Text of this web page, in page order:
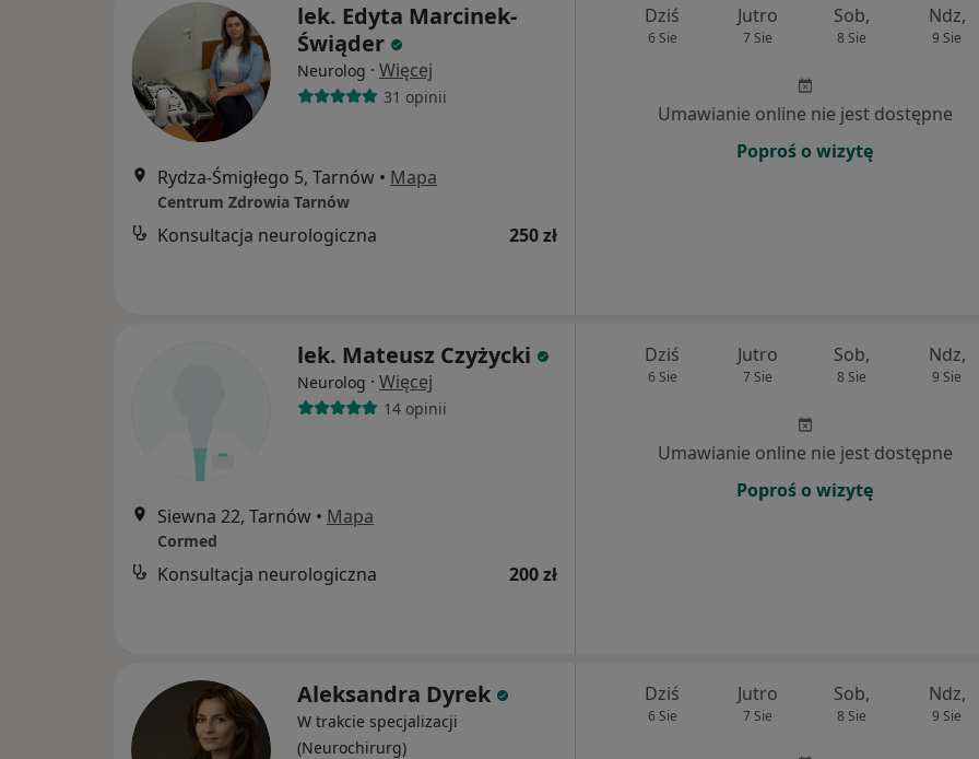
lek. Edyta Marcinek-
Świąder
Neurolog · Więcej
31 opinii
Rydza-Śmigłego 5, Tarnów • Mapa
Centrum Zdrowia Tarnów
Konsultacja neurologiczna 250 zł
Dziś
6 Sie
Jutro
7 Sie
Sob,
8 Sie
Ndz,
9 Sie
Umawianie online nie jest dostępne
Poproś o wizytę
lek. Mateusz Czyżycki
Neurolog · Więcej
14 opinii
Siewna 22, Tarnów • Mapa
Cormed
Konsultacja neurologiczna 200 zł
Dziś
6 Sie
Jutro
7 Sie
Sob,
8 Sie
Ndz,
9 Sie
Umawianie online nie jest dostępne
Poproś o wizytę
Aleksandra Dyrek
W trakcie specjalizacji
(Neurochirurg)
Dziś
6 Sie
Jutro
7 Sie
Sob,
8 Sie
Ndz,
9 Sie